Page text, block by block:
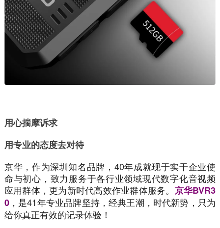
用心揣摩诉求
用专业的态度去对待
京华，作为深圳知名品牌，40年成就现于实干企业使
命与初心，致力服务于各行业领域现代数字化音视频
应用群体，更为新时代高效作业群体服务。 京华BVR3
0，是41年专业品牌坚持，经典王潮，时代新势，只为
给你真正有效的记录体验！